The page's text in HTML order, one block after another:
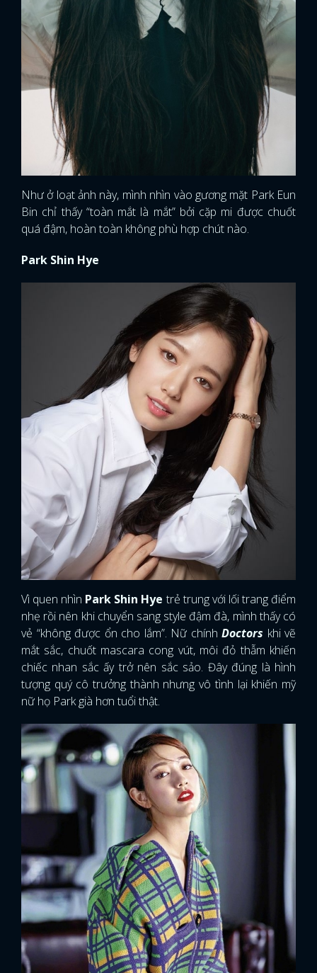
Như ở loạt ảnh này, mình nhìn vào gương mặt Park Eun
Bin chỉ thấy “toàn mắt là mắt” bởi cặp mi được chuốt
quá đậm, hoàn toàn không phù hợp chút nào.
Park Shin Hye
Vì quen nhìn Park Shin Hye trẻ trung với lối trang điểm
nhẹ rồi nên khi chuyển sang style đậm đà, mình thấy có
vẻ “không được ổn cho lắm”. Nữ chính Doctors khi vẽ
mắt sắc, chuốt mascara cong vút, môi đỏ thẫm khiến
chiếc nhan sắc ấy trở nên sắc sảo. Đây đúng là hình
tượng quý cô trưởng thành nhưng vô tình lại khiến mỹ
nữ họ Park già hơn tuổi thật.